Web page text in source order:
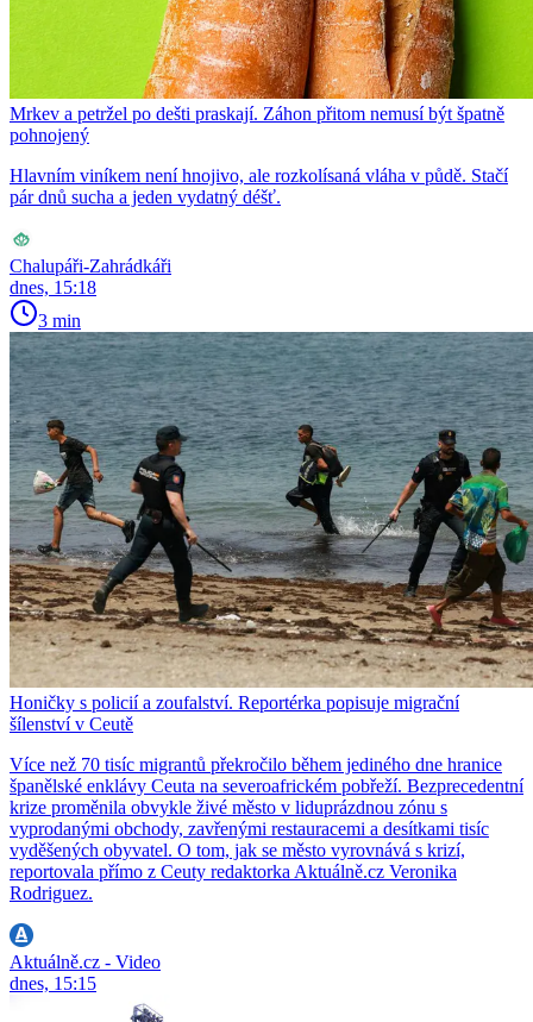
Mrkev a petržel po dešti praskají. Záhon přitom nemusí být špatně
pohnojený
Hlavním viníkem není hnojivo, ale rozkolísaná vláha v půdě. Stačí
pár dnů sucha a jeden vydatný déšť.
Chalupáři-Zahrádkáři
dnes, 15:18
3 min
Honičky s policií a zoufalství. Reportérka popisuje migrační
šílenství v Ceutě
Více než 70 tisíc migrantů překročilo během jediného dne hranice
španělské enklávy Ceuta na severoafrickém pobřeží. Bezprecedentní
krize proměnila obvykle živé město v liduprázdnou zónu s
vyprodanými obchody, zavřenými restauracemi a desítkami tisíc
vyděšených obyvatel. O tom, jak se město vyrovnává s krizí,
reportovala přímo z Ceuty redaktorka Aktuálně.cz Veronika
Rodriguez.
Aktuálně.cz - Video
dnes, 15:15